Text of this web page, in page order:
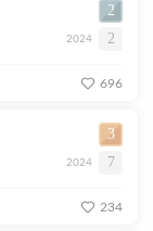
2
2024 2
696
3
2024 7
234